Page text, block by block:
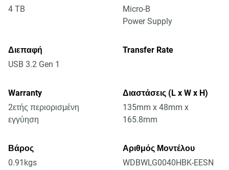
4 TB
Micro-B
Power Supply
Διεπαφή
USB 3.2 Gen 1
Transfer Rate
Warranty
2ετής περιορισμένη
εγγύηση
Διαστάσεις (L x W x H)
135mm x 48mm x
165.8mm
Βάρος
0.91kgs
Αριθμός Μοντέλου
WDBWLG0040HBK-EESN